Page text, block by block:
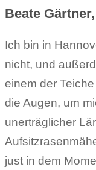
Beate
Ich bin in
nicht, und
einem der
die Augen, um
unerträglicher
just in dem